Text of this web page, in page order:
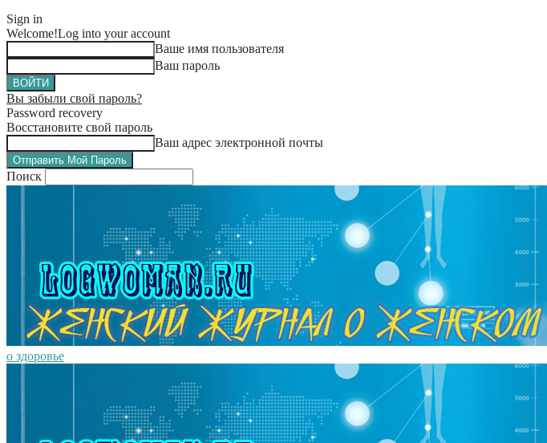
Sign in
Welcome!Log into your account
Ваше имя пользователя
Ваш пароль
Вы забыли свой пароль?
Password recovery
Восстановите свой пароль
Ваш адрес электронной почты
Поиск
о здоровье